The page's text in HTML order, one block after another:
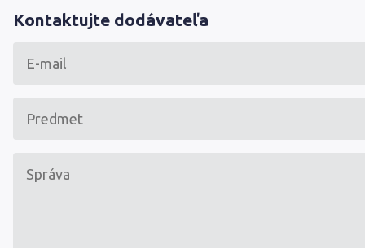
Kontaktujte dodávateľa